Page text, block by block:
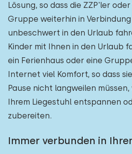
Lösung, so dass die ZZP'ler
Gruppe weiterhin in
unbeschwert in den Urlaub
Kinder mit Ihnen in den Urlaub
ein Ferienhaus oder eine
Internet viel Komfort, so dass
Pause nicht langweilen müssen,
Ihrem Liegestuhl entspannen
zubereiten.
Immer verbunden in